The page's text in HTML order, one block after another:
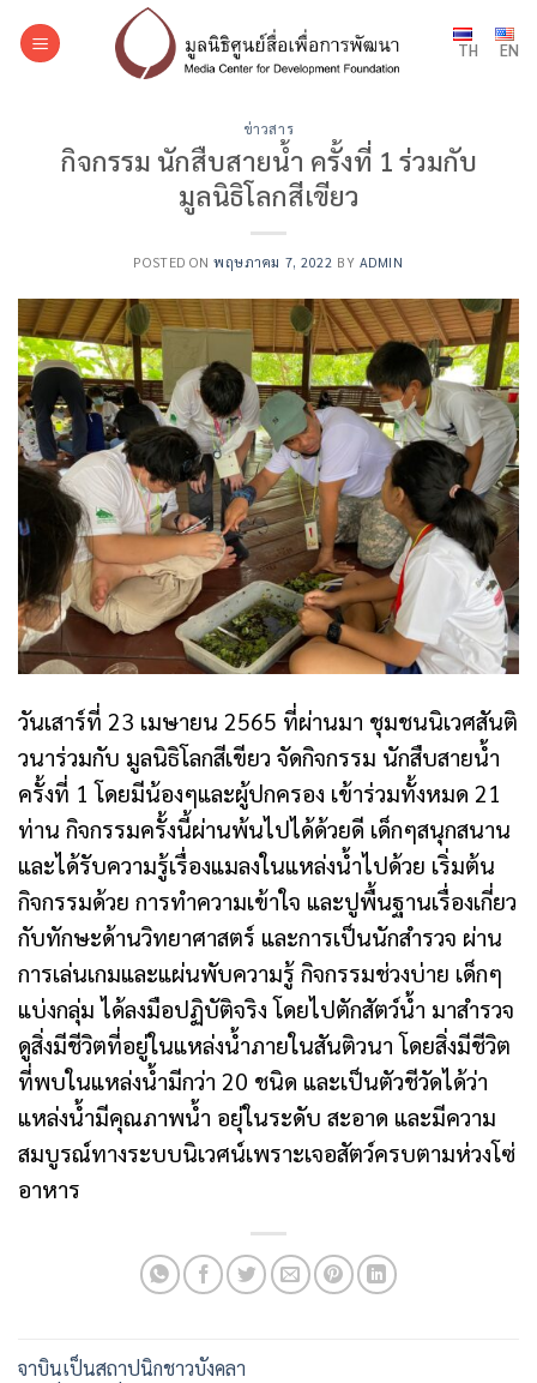
TH EN
ข่าวสาร
กิจกรรม นักสืบสายน้ำ ครั้งที่ 1 ร่วมกับ
มูลนิธิโลกสีเขียว
POSTED ONพฤษภาคม 7, 2022 BY ADMIN
วันเสาร์ที่ 23 เมษายน 2565 ที่ผ่านมา ชุมชนนิเวศสันติ
วนาร่วมกับ มูลนิธิโลกสีเขียว จัดกิจกรรม นักสืบสายน้ำ
ครั้งที่ 1 โดยมีน้องๆและผู้ปกครอง เข้าร่วมทั้งหมด 21
ท่าน กิจกรรมครั้งนี้ผ่านพ้นไปได้ด้วยดี เด็กๆสนุกสนาน
และได้รับความรู้เรื่องแมลงในแหล่งน้ำไปด้วย เริ่มต้น
กิจกรรมด้วย การทำความเข้าใจ และปูพื้นฐานเรื่องเกี่ยว
กับทักษะด้านวิทยาศาสตร์ และการเป็นนักสำรวจ ผ่าน
การเล่นเกมและแผ่นพับความรู้ กิจกรรมช่วงบ่าย เด็กๆ
แบ่งกลุ่ม ได้ลงมือปฏิบัติจริง โดยไปตักสัตว์น้ำ มาสำรวจ
ดูสิ่งมีชีวิตที่อยู่ในแหล่งน้ำภายในสันติวนา โดยสิ่งมีชีวิต
ที่พบในแหล่งน้ำมีกว่า 20 ชนิด และเป็นตัวชีวัดได้ว่า
แหล่งน้ำมีคุณภาพน้ำ อยุ่ในระดับ สะอาด และมีความ
สมบูรณ์ทางระบบนิเวศน์เพราะเจอสัตว์ครบตามห่วงโซ่
อาหาร
จาบินเป็นสถาปนิกชาวบังคลา